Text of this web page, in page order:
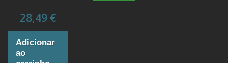
28,49 €
Adicionar
ao